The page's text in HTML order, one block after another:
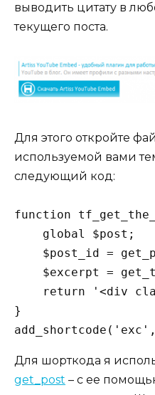
выводить цитату в
текущего поста.
Для этого откройте
используемой вами
следующий код:
function
    global $post;
$post_id =
$excerpt =
return '<div
}
Для шорткода я
get_post – с ее